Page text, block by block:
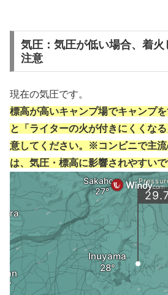
気圧：気圧が低い場合、着
注意
現在の気圧です。
標高が高いキャンプ場でキャンプ
と「ライターの火が付きにくくな
意してください。※コンビニで主流
は、気圧・標高に影響されやすいで